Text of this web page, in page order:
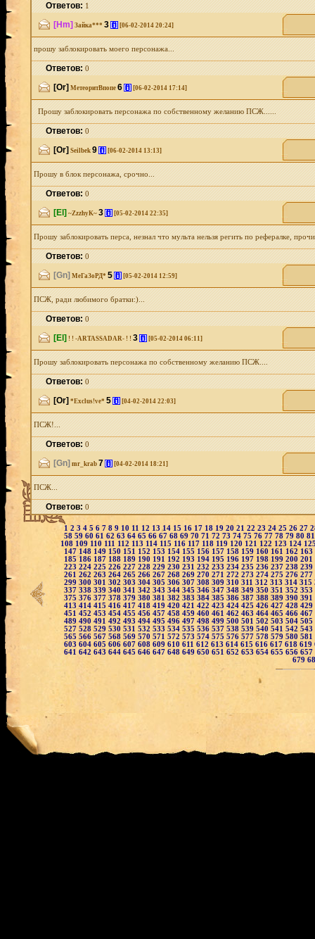
Ответов:1
[Hm] Зайка*** 3 [i] [06-02-2014 20:24]
прошу заблокировать моего персонажа...
Ответов:0
[Or] МетеоритВпопе 6 [i] [06-02-2014 17:14]
Прошу заблокировать персонажа по собственному желанию ПСЖ......
Ответов:0
[Or] Seilbek 9 [i] [06-02-2014 13:13]
Прошу в блок персонажа, срочно...
Ответов:0
[El] ~ZzzhyK~ 3 [i] [05-02-2014 22:35]
Прошу заблокировать перса, незнал что мульта нельзя регить по рефералке,
Ответов:0
[Gn] МеГаЗоРД* 5 [i] [05-02-2014 12:59]
ПСЖ, ради любимого братки:)...
Ответов:0
[El] ! ! -ARTASSADAR- ! ! 3 [i] [05-02-2014 06:11]
Прошу заблокировать персонажа по собственному желанию ПСЖ....
Ответов:0
[Or] *Exclus!ve* 5 [i] [04-02-2014 22:03]
ПСЖ!...
Ответов:0
[Gn] mr_krab 7 [i] [04-02-2014 18:21]
ПСЖ...
Ответов:0
1 2 3 4 5 6 7 8 9 10 11 12 1314 15 16 17 18 19 20 21 22 23 24 25 26 27
58 59 60 61 62 63 64 65 66 67 68 69 70 71 72 73 74 75 76 77 78 79 80
108 109 110 111 112 113 114 115 116 117 118 119 120 121 122 123 124
147 148 149 150 151 152 153 154 155 156 157 158 159 160 161 162 163
185 186 187 188 189 190 191 192 193 194 195 196 197 198 199 200 201
223 224 225 226 227 228 229 230 231 232 233 234 235 236 237 238 239
261 262 263 264 265 266 267 268 269 270 271 272 273 274 275 276 277
299 300 301 302 303 304 305 306 307 308 309 310 311 312 313 314 315
337 338 339 340 341 342 343 344 345 346 347 348 349 350 351 352 353
375 376 377 378 379 380 381 382 383 384 385 386 387 388 389 390 391
413 414 415 416 417 418 419 420 421 422 423 424 425 426 427 428 429
451 452 453 454 455 456 457 458 459 460 461 462 463 464 465 466 467
489 490 491 492 493 494 495 496 497 498 499 500 501 502 503 504 505
527 528 529 530 531 532 533 534 535 536 537 538 539 540 541 542 543
565 566 567 568 569 570 571 572 573 574 575 576 577 578 579 580 581
603 604 605 606 607 608 609 610 611 612 613 614 615 616 617 618 619
641 642 643 644 645 646 647 648 649 650 651 652 653 654 655 656 657
679